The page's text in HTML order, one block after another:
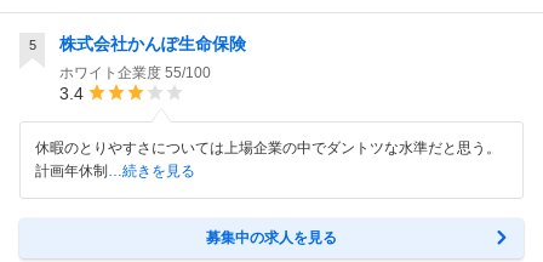
5 株式会社かんぽ生命保険
ホワイト企業度 55/100
3.4
休暇のとりやすさについては上場企業の中でダントツな水準だと思う。
計画年休制 …続きを見る
募集中の求人を見る